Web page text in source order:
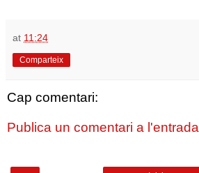
at 11:24
Comparteix
Cap comentari:
Publica un comentari a l'entrada